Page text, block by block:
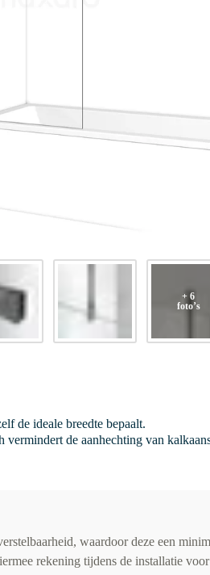
+ 6
foto’s
de ideale breedte bepaalt.
de aanhechting van
waardoor deze een
rekening tijdens de installatie